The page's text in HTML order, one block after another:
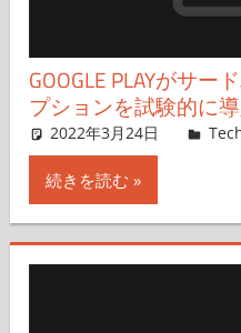
GOOGLE PLAYがサ
プションを試験的に
2022年3月24日
続きを読む